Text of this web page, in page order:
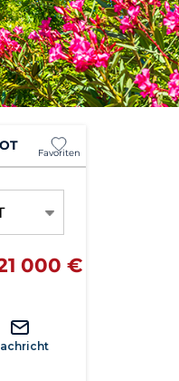
Favoriten
000 €